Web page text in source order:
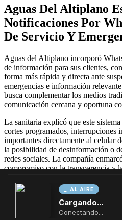
AL AIRE
Cargando...
Conectando...